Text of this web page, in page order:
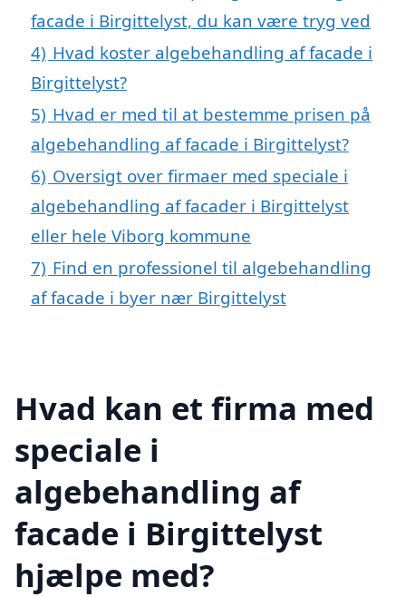
facade i Birgittelyst, du kan være tryg ved
4) Hvad koster algebehandling af facade i
Birgittelyst?
5) Hvad er med til at bestemme prisen på
algebehandling af facade i Birgittelyst?
6) Oversigt over firmaer med speciale i
algebehandling af facader i Birgittelyst
eller hele Viborg kommune
7) Find en professionel til algebehandling
af facade i byer nær Birgittelyst
Hvad kan et firma med
speciale i
algebehandling af
facade i Birgittelyst
hjælpe med?